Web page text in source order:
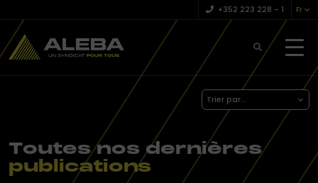
+352 223 228 – 1 Fr
Toutes nos dernières
publications
Trier par...